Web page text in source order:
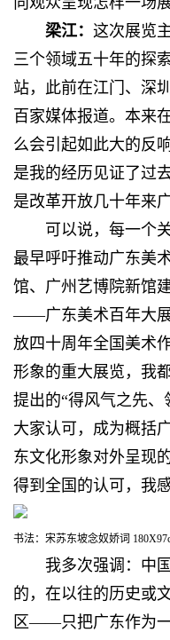
梁江： 这次展览
三个领域五十年的探
站，此前在江门、深
百家媒体报道。本来
么会引起如此大的反
是我的经历见证了过
是改革开放几十年来
可以说，每一个
最早呼吁推动广东美
馆、广州艺博院新馆
——广东美术百年大
放四十周年全国美术
形象的重大展览，我
提出的“得风气之先
大家认可，成为概括
东文化形象对外呈现
得到全国的认可，我
书法：宋苏东坡念奴娇词
我多次强调：中
的，在以往的历史或
区——只把广东作为